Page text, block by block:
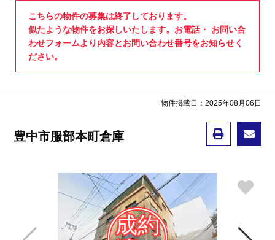
こちらの物件の募集は終了しております。
似たような物件をお探しいたします。お電話・ お問い合
わせフォームより内容とお問い合わせ番号をお知らせく
ださい。
物件掲載日：2025年08月06日
豊中市服部本町倉庫